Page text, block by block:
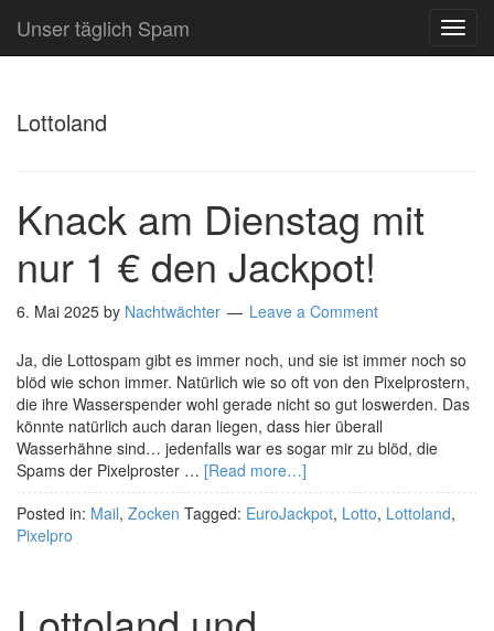
Unser täglich Spam
Lottoland
Knack am Dienstag mit
nur 1 € den Jackpot!
6. Mai 2025 by Nachtwächter Leave a Comment
Ja, die Lottospam gibt es immer noch, und sie ist immer noch so
blöd wie schon immer. Natürlich wie so oft von den Pixelprostern,
die ihre Wasserspender wohl gerade nicht so gut loswerden. Das
könnte natürlich auch daran liegen, dass hier überall
Wasserhähne sind… jedenfalls war es sogar mir zu blöd, die
Spams der Pixelproster … [Read more…]
Posted in: Mail, Zocken Tagged: EuroJackpot, Lotto, Lottoland,
Pixelpro